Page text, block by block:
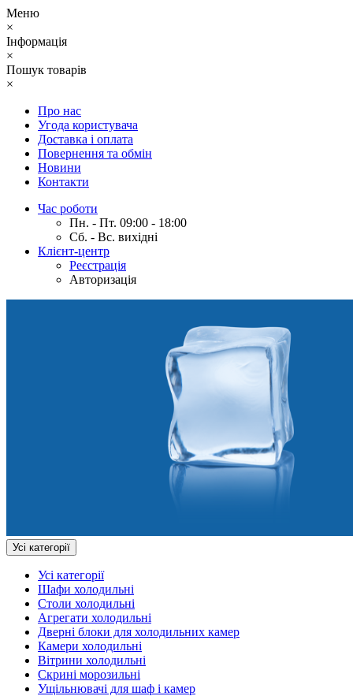
Меню
×
Інформація
×
Пошук товарів
×
Про нас
Угода користувача
Доставка і оплата
Повернення та обмін
Новини
Контакти
Час роботи
Пн. - Пт. 09:00 - 18:00
Сб. - Вс. вихідні
Клієнт-центр
Реєстрація
Авторизація
Усі категорії
Усі категорії
Шафи холодильні
Столи холодильні
Агрегати холодильні
Дверні блоки для холодильних камер
Камери холодильні
Вітрини холодильні
Скрині морозильні
Ущільнювачі для шаф і камер